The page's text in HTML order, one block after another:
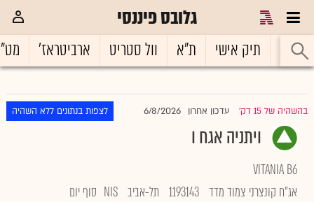
גלובס פיננסי
ראשי תיק אישי ת"א וול סטריט ארביטראז'
בהשהיה של 15 דק' עדכון אחרון 6/8/2026 לצפות בנתונים ללא השהיה
ויתניה אגח ו
VITANIA B6
אג"ח קונצרני צמוד מדד 1193143 תל-אביב NIS סוף יום